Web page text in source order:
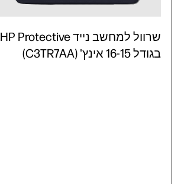
שרוול למחשב נייד HP Protective
בגודל 16-15 אינץ' (C3TR7AA)